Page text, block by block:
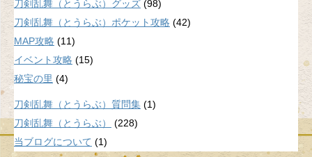
刀剣乱舞（とうらぶ）グッズ (98)
刀剣乱舞（とうらぶ）ポケット攻略 (42)
MAP攻略 (11)
イベント攻略 (15)
秘宝の里 (4)
刀剣乱舞（とうらぶ）質問集 (1)
刀剣乱舞（とうらぶ）
(228)
当ブログについて (1)